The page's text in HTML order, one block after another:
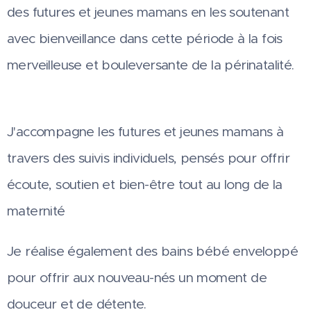
des futures et jeunes mamans en les soutenant
avec bienveillance dans cette période à la fois
merveilleuse et bouleversante de la périnatalité.
J'accompagne les futures et jeunes mamans à
travers des suivis individuels, pensés pour offrir
écoute, soutien et bien-être tout au long de la
maternité
Je réalise également des bains bébé enveloppé
pour offrir aux nouveau-nés un moment de
douceur et de détente.